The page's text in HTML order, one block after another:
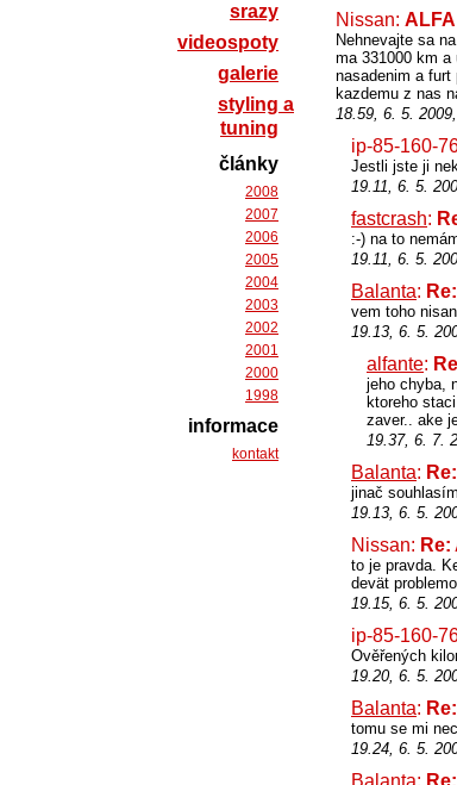
Nissan:
Nehnevajte sa
ma 331000 km
nasadenim a
kazdemu z nas
18.59, 6. 5. 2009,
ip-85-160-
Jestli jste ji
19.11, 6. 5.
fastcrash:
:-) na to
19.11, 6. 5.
Balanta:
vem toho
19.13, 6. 5.
alfante:
jeho chyba,
ktoreho
zaver.. ake
19.37, 6. 7.
Balanta:
jinač
19.13, 6. 5.
Nissan: Re:
to je pravda.
devät
19.15, 6. 5.
ip-85-160-
Ověřených
19.20, 6. 5.
Balanta:
tomu se mi
19.24, 6. 5.
Balanta:
srazy
videospoty
galerie
styling a
tuning
články
2008
2007
2006
2005
2004
2003
2002
2001
2000
1998
informace
kontakt